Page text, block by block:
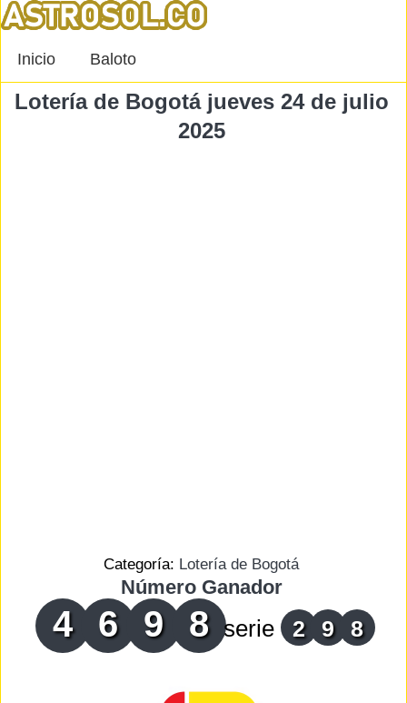
Inicio Baloto
Lotería de Bogotá jueves 24 de julio
2025
Categoría: Lotería de Bogotá
Número Ganador
4 6 9 8 serie 2 9 8